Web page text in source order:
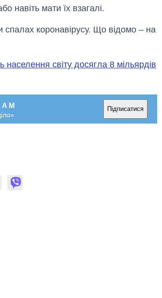
навіть мати їх взагалі.
коронавірусу. Що відомо – на
населення світу досягла 8 мільярдів
Підписатися